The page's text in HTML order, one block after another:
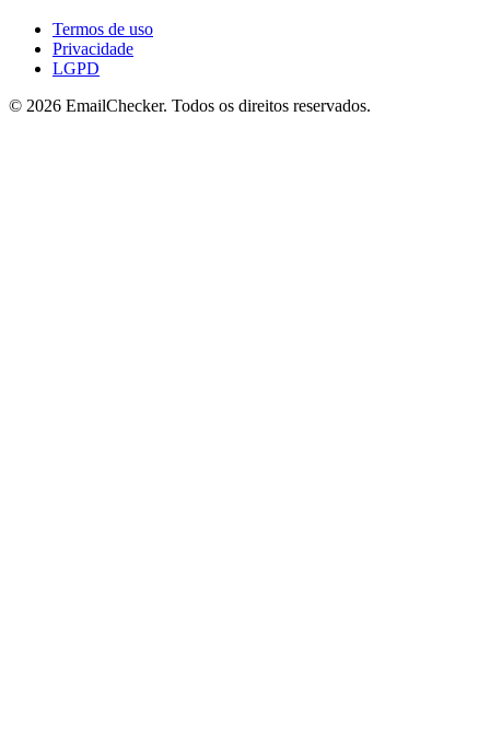
Termos de uso
Privacidade
LGPD
© 2026 EmailChecker. Todos os direitos reservados.